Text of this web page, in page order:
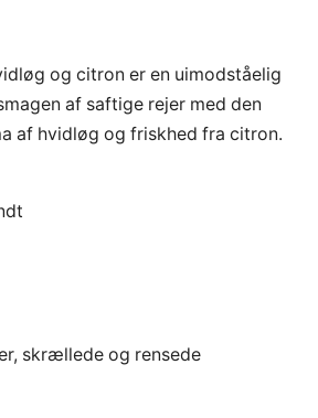
og citron er en uimodståelig
af saftige rejer med den
af hvidløg og friskhed fra citron.
skrællede og rensede